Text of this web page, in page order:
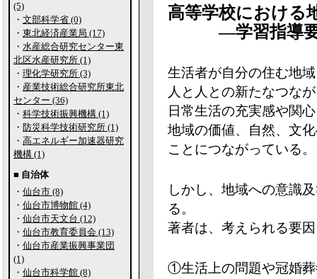
高等学校における
―学習指導要
生活者が自分の住む地
人と人との新たなつな
日常生活の充実感や関
地域の価値、自然、文
ことにつながっている。
しかし、地域への意識
る。
著者は、考えられる要
①生活上の問題や冠婚
(5)
・ 文部科学省 (0)
・ 東北経済産業局 (17)
・ 水産総合研究センター東
北区水産研究所 (1)
・ 理化学研究所 (3)
・ 産業技術総合研究所東北
センター (36)
・ 科学技術振興機構 (1)
・ 防災科学技術研究所 (1)
・ 高エネルギー加速器研究
機構 (1)
■ 自治体
・ 仙台市 (8)
・ 仙台市博物館 (4)
・ 仙台市天文台 (12)
・ 仙台市教育委員会 (13)
・ 仙台市産業振興事業団
(1)
・ 仙台市科学館 (8)